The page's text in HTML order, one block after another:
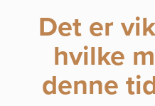
Det er
hvilke
denne